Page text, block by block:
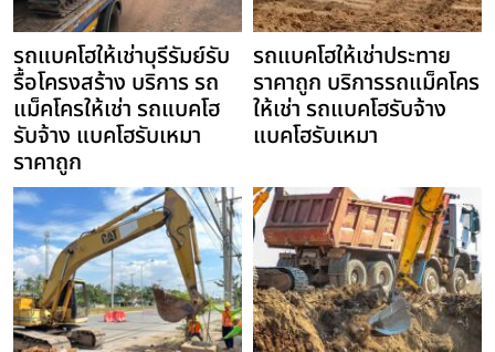
รถแบคโฮให้เช่าบุรีรัมย์รับ
รื้อโครงสร้าง บริการ รถ
แม็คโครให้เช่า รถแบคโฮ
รับจ้าง แบคโฮรับเหมา
ราคาถูก
รถแบคโฮให้เช่าประทาย
ราคาถูก บริการรถแม็คโคร
ให้เช่า รถแบคโฮรับจ้าง
แบคโฮรับเหมา